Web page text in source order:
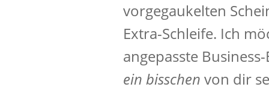
vorgegaukelten
Extra-Schleife. Ich
angepasste
ein bisschen von dir